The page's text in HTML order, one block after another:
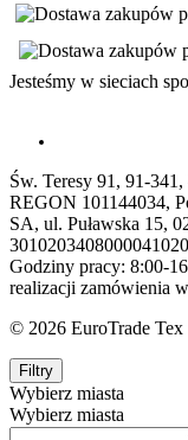
Jesteśmy w sieciach
Św. Teresy 91, 91-
REGON 101144034,
SA, ul. Puławska 15,
Godziny pracy: 8:00-
realizacji zamówienia
© 2026 EuroTrade Tex
Filtry
Wybierz miasta
Wybierz miasta